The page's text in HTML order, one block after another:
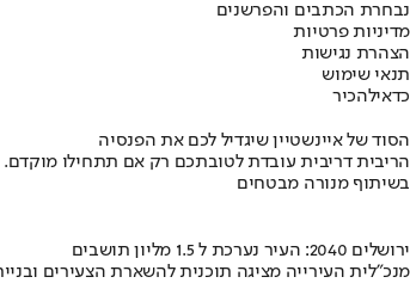
נבחרת הכתבים והפרשנים
מדיניות פרטיות
הצהרת נגישות
תנאי שימוש
כדאילהכיר
הסוד של איינשטיין שיגדיל לכם את הפנסיה
הריבית דריבית עובדת לטובתכם רק אם תתחילו מוקדם.
בשיתוף מנורה מבטחים
ירושלים 2040: העיר נערכת ל 1.5 מליון תושבים
מנכ"לית העירייה מציגה תוכנית להשארת הצעירים